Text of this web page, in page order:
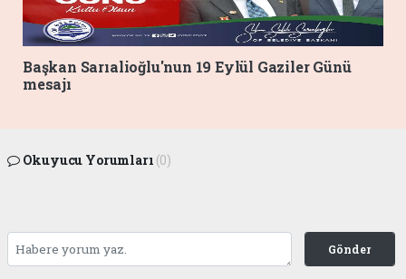
Başkan Sarıalioğlu'nun 19 Eylül Gaziler Günü
mesajı
Okuyucu Yorumları (0)
Gönder